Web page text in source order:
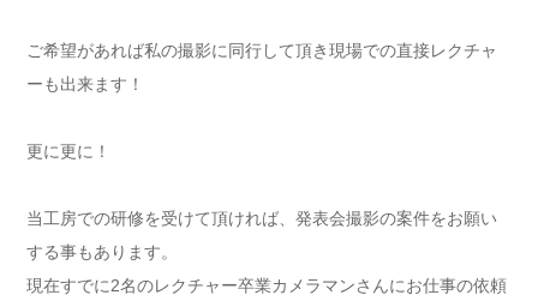
ご希望があれば私の撮影に同行して頂き現場での直接レクチャ
ーも出来ます！
更に更に！
当工房での研修を受けて頂ければ、発表会撮影の案件をお願い
する事もあります。
現在すでに2名のレクチャー卒業カメラマンさんにお仕事の依頼